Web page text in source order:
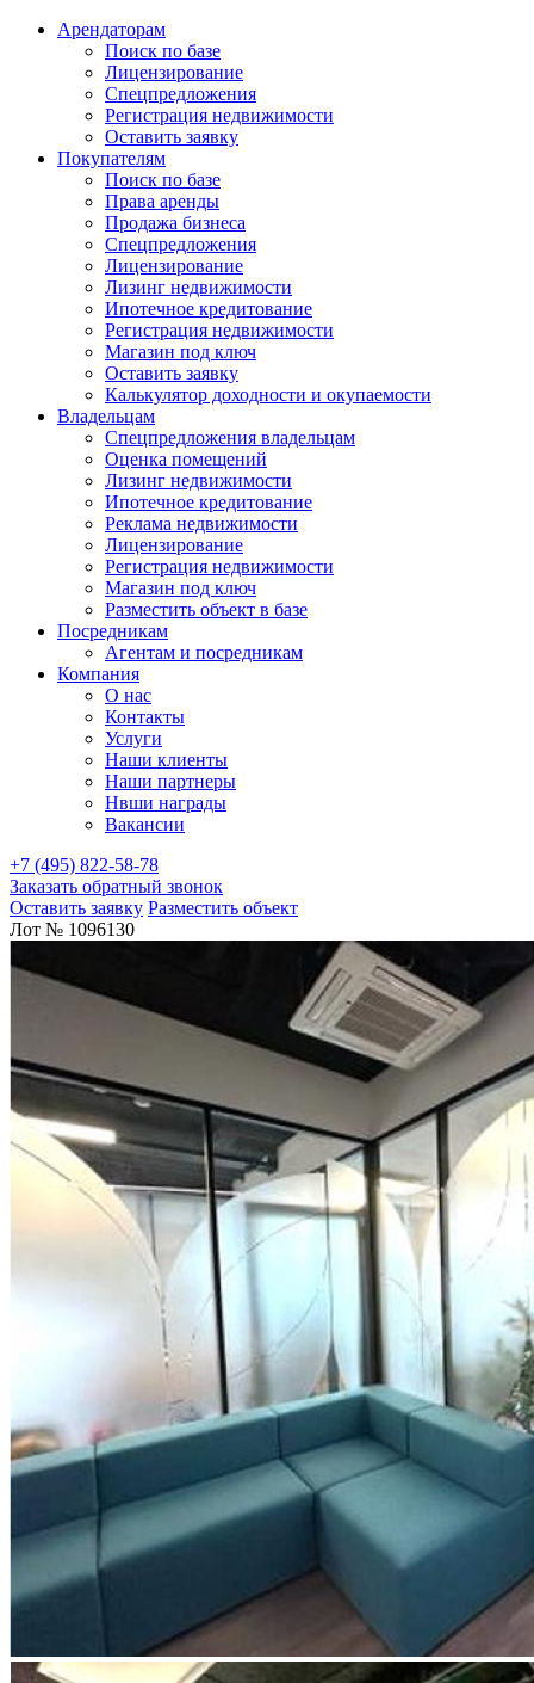
Арендаторам
Поиск по базе
Лицензирование
Спецпредложения
Регистрация недвижимости
Оставить заявку
Покупателям
Поиск по базе
Права аренды
Продажа бизнеса
Спецпредложения
Лицензирование
Лизинг недвижимости
Ипотечное кредитование
Регистрация недвижимости
Магазин под ключ
Оставить заявку
Калькулятор доходности и окупаемости
Владельцам
Спецпредложения владельцам
Оценка помещений
Лизинг недвижимости
Ипотечное кредитование
Реклама недвижимости
Лицензирование
Регистрация недвижимости
Магазин под ключ
Разместить объект в базе
Посредникам
Агентам и посредникам
Компания
О нас
Контакты
Услуги
Наши клиенты
Наши партнеры
Нвши награды
Вакансии
+7 (495) 822-58-78
Заказать обратный звонок
Оставить заявку Разместить объект
Лот № 1096130